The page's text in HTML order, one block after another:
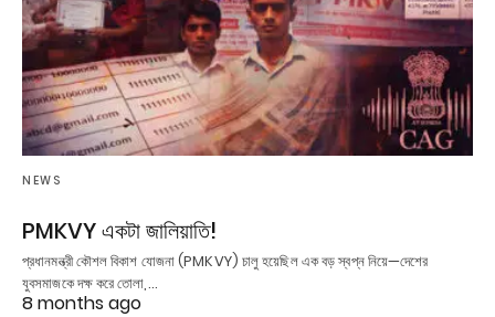
NEWS
PMKVY একটা জালিয়াতি!
প্রধানমন্ত্রী কৌশল বিকাশ যোজনা (PMKVY) চালু হয়েছিল এক বড় স্বপ্ন নিয়ে—দেশের
যুবসমাজকে দক্ষ করে তোলা,…
8 months ago